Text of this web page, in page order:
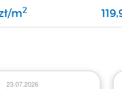
m2
23.07.2026